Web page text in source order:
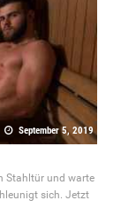
September 5, 2019
Stahltür und warte
sich. Jetzt